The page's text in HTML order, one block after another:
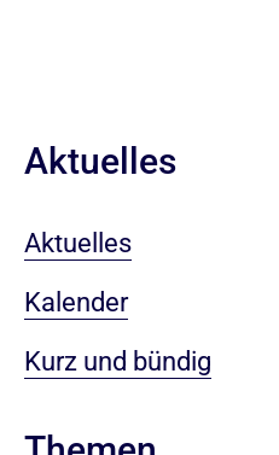
Aktuelles
Aktuelles
Kalender
Kurz und bündig